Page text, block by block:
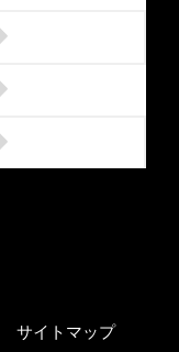
サイトマップ